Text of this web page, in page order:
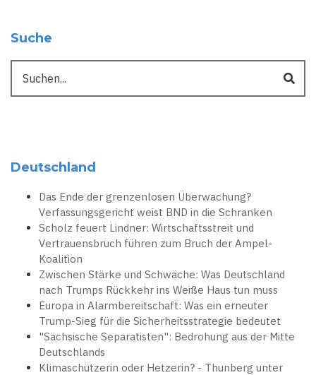
Suche
Deutschland
Das Ende der grenzenlosen Überwachung?
Verfassungsgericht weist BND in die Schranken
Scholz feuert Lindner: Wirtschaftsstreit und
Vertrauensbruch führen zum Bruch der Ampel-
Koalition
Zwischen Stärke und Schwäche: Was Deutschland
nach Trumps Rückkehr ins Weiße Haus tun muss
Europa in Alarmbereitschaft: Was ein erneuter
Trump-Sieg für die Sicherheitsstrategie bedeutet
"Sächsische Separatisten": Bedrohung aus der Mitte
Deutschlands
Klimaschützerin oder Hetzerin? - Thunberg unter